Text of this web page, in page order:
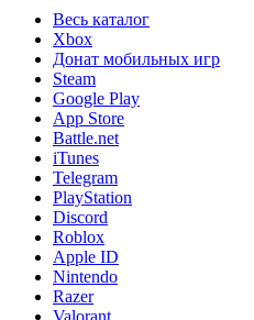
Весь каталог
Xbox
Донат мобильных игр
Steam
Google Play
App Store
Battle.net
iTunes
Telegram
PlayStation
Discord
Roblox
Apple ID
Nintendo
Razer
Valorant